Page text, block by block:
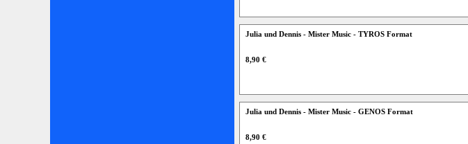
Julia und Dennis - Mister Music - TYROS Format
8,90 €
Julia und Dennis - Mister Music - GENOS Format
8,90 €